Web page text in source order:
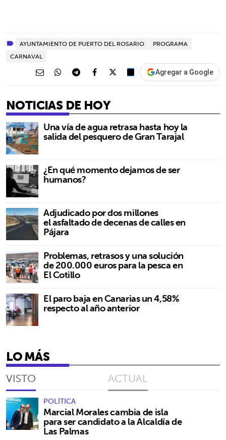
AYUNTAMIENTO DE PUERTO DEL ROSARIO
PROGRAMA
CARNAVAL
Agregar a Google
NOTICIAS DE HOY
Una vía de agua retrasa hasta hoy la
salida del pesquero de Gran Tarajal
¿En qué momento dejamos de ser
humanos?
Adjudicado por dos millones
el asfaltado de decenas de calles en
Pájara
Problemas, retrasos y una solución
de 200.000 euros para la pesca en
El Cotillo
El paro baja en Canarias un 4,58%
respecto al año anterior
LO MÁS
VISTO ACTUAL
POLÍTICA
Marcial Morales cambia de isla
para ser candidato a la Alcaldía de
Las Palmas